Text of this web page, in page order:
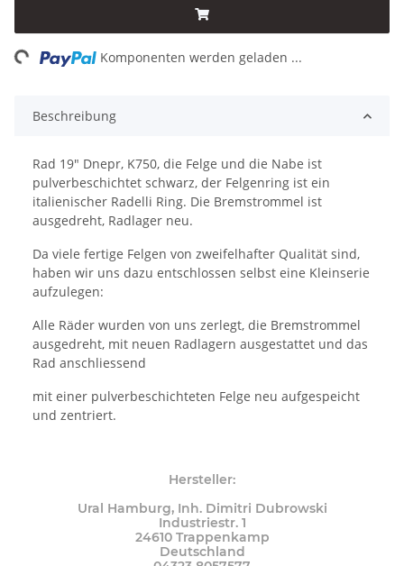
Komponenten werden geladen ...
Beschreibung
Rad 19" Dnepr, K750, die Felge und die Nabe ist
pulverbeschichtet schwarz, der Felgenring ist ein
italienischer Radelli Ring. Die Bremstrommel ist
ausgedreht, Radlager neu.
Da viele fertige Felgen von zweifelhafter Qualität sind,
haben wir uns dazu entschlossen selbst eine Kleinserie
aufzulegen:
Alle Räder wurden von uns zerlegt, die Bremstrommel
ausgedreht, mit neuen Radlagern ausgestattet und das
Rad anschliessend
mit einer pulverbeschichteten Felge neu aufgespeicht
und zentriert.
Hersteller:
Ural Hamburg, Inh. Dimitri Dubrowski
Industriestr. 1
24610 Trappenkamp
Deutschland